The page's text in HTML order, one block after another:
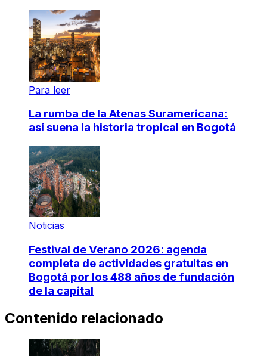
Para leer
La rumba de la Atenas Suramericana:
así suena la historia tropical en Bogotá
Noticias
Festival de Verano 2026: agenda
completa de actividades gratuitas en
Bogotá por los 488 años de fundación
de la capital
Contenido relacionado